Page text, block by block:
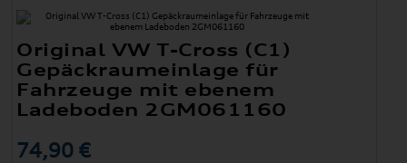
Original VW T-Cross (C1)
Gepäckraumeinlage für
Fahrzeuge mit ebenem
Ladeboden 2GM061160
74,90 €